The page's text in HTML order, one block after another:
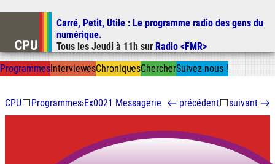
Aller au contenu
Aller à la recherche
Carré, Petit, Utile : Le programme radio des gens du
numérique.
Tous les Jeudi à 11h sur Radio <FMR>
ProgrammesInterviewesChroniquesChercherSuivez-nous !
CPU⬜Programmes›Ex0021 Messagerie ← précédent⬜suivant →